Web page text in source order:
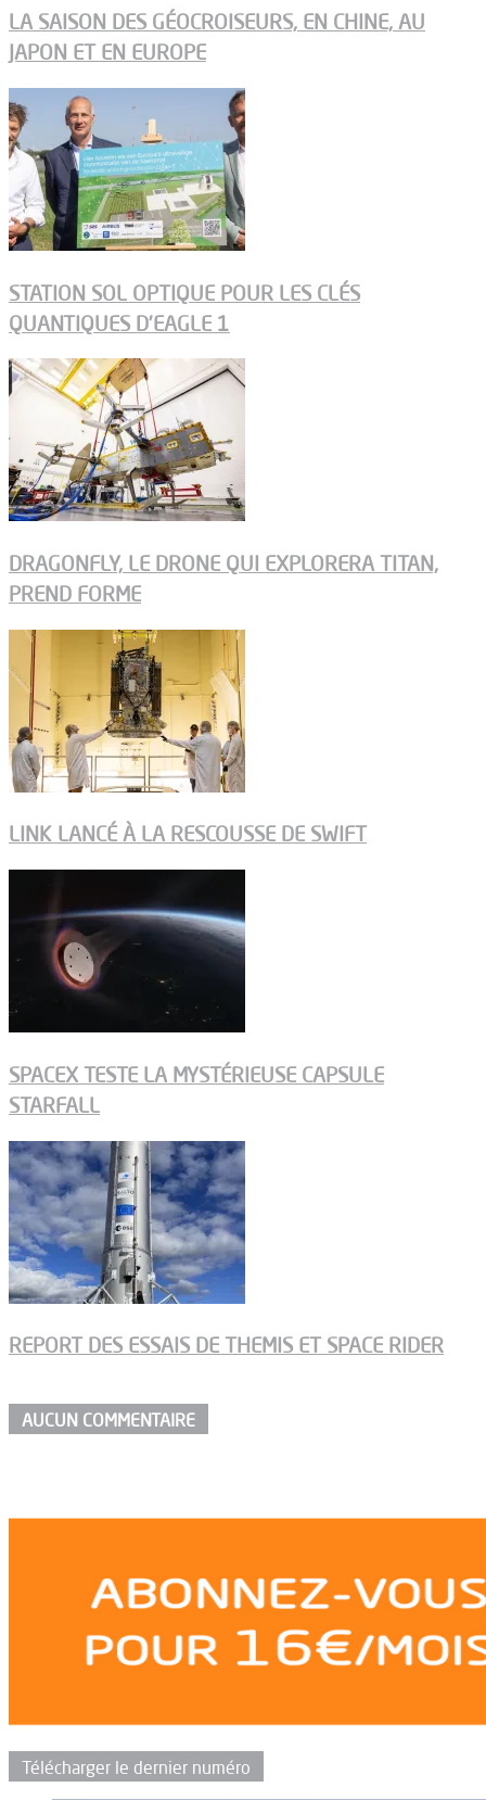
LA SAISON DES GÉOCROISEURS, EN CHINE, AU
JAPON ET EN EUROPE
STATION SOL OPTIQUE POUR LES CLÉS
QUANTIQUES D’EAGLE 1
DRAGONFLY, LE DRONE QUI EXPLORERA TITAN,
PREND FORME
LINK LANCÉ À LA RESCOUSSE DE SWIFT
SPACEX TESTE LA MYSTÉRIEUSE CAPSULE
STARFALL
REPORT DES ESSAIS DE THEMIS ET SPACE RIDER
AUCUN COMMENTAIRE
Télécharger le dernier numéro